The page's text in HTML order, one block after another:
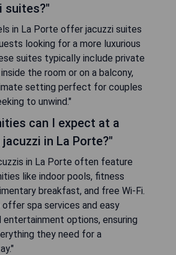
suites?"
in La Porte offer jacuzzi suites
looking for a more luxurious
suites typically include private
the room or on a balcony,
setting perfect for couples
to unwind."
can I expect at a
in La Porte?"
in La Porte often feature
like indoor pools, fitness
breakfast, and free Wi-Fi.
offer spa services and easy
options, ensuring
they need for a